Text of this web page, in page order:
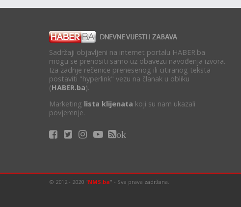
Sadržaji objavljeni na internet portalu HABER.ba
mogu se prenositi samo uz obavezu navođenja izvora.
Iza zadnje rečenice prenesenog ili citiranog teksta
postaviti "hyperlink" vezu na članak u obliku
(HABER.ba).
Marketing lista klijenata koji su nam ukazali
povjerenje.
ok
© 2012 - 2020 "NMS.ba" - Sva prava zadržana.